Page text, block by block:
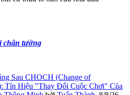
chân tường
Sau CHOCH (Change of
Tín Hiệu "Thay Đổi Cuộc Chơi" Của